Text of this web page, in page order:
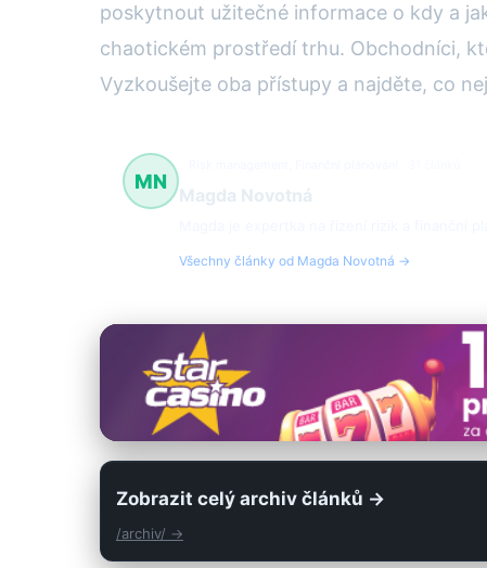
poskytnout užitečné informace o kdy a
chaotickém prostředí trhu. Obchodníci,
Vyzkoušejte oba přístupy a najděte, co
MN
Magda Novotná
Všechny články od Magda Novotná →
Zobrazit celý archiv článků →
/archiv/ →